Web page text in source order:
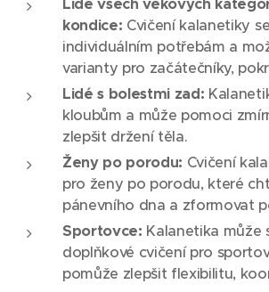
Lidé všech věkových
kondice: Cvičení kalanetiky
individuálním potřebám a
varianty pro začátečníky,
Lidé s bolestmi zad:
kloubům a může pomoci
zlepšit držení těla.
Ženy po porodu: Cvičení
pro ženy po porodu, které
pánevního dna a zformovat
Sportovce: Kalanetika může
doplňkové cvičení pro
pomůže zlepšit flexibilitu,